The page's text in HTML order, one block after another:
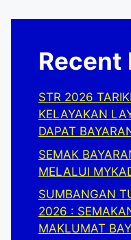
Recent
STR 2026
KELAYAKAN
DAPAT
SEMAK
MELALUI
SUMBANGAN
2026 :
MAKLUMAT